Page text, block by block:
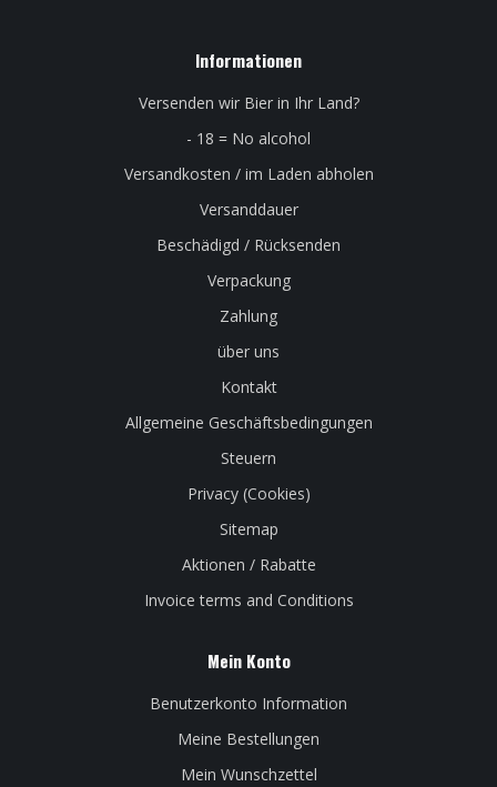
Informationen
Versenden wir Bier in Ihr Land?
- 18 = No alcohol
Versandkosten / im Laden abholen
Versanddauer
Beschädigd / Rücksenden
Verpackung
Zahlung
über uns
Kontakt
Allgemeine Geschäftsbedingungen
Steuern
Privacy (Cookies)
Sitemap
Aktionen / Rabatte
Invoice terms and Conditions
Mein Konto
Benutzerkonto Information
Meine Bestellungen
Mein Wunschzettel